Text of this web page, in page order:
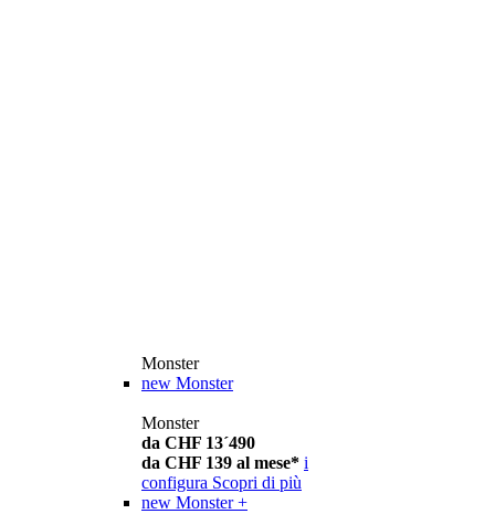
Monster
new Monster
Monster
da CHF 13´490
da CHF 139 al mese* i
configura Scopri di più
new Monster +